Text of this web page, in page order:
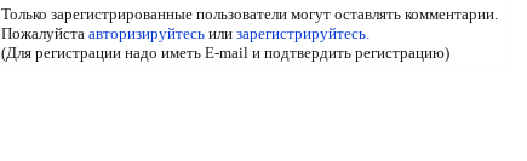
Только зарегистрированные пользователи могут оставлять комментарии.
Пожалуйста авторизируйтесьили зарегистрируйтесь.
(Для регистрации надо иметь E-mail и подтвердить регистрацию)